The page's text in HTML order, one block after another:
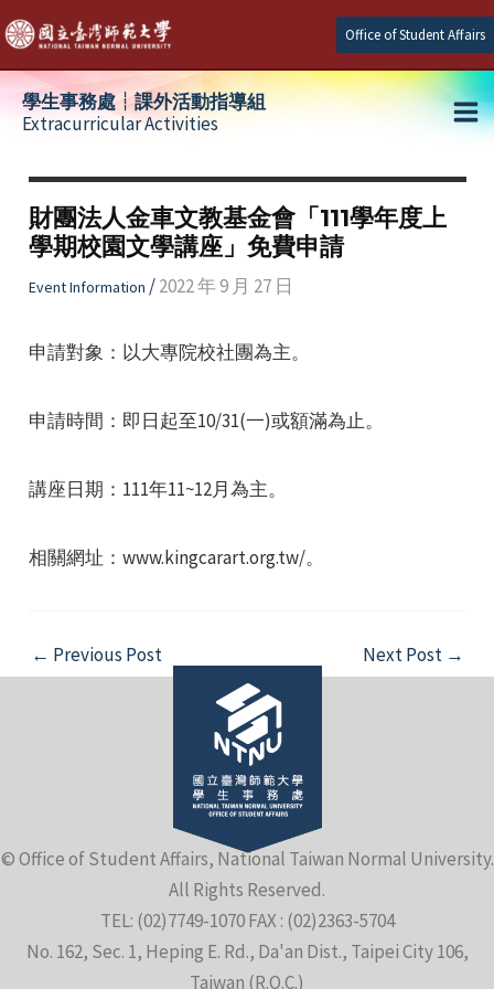
Skip
to
content
Office of Student Affairs
學生事務處┆課外活動指導組
Extracurricular Activities
財團法人金車文教基金會「111學年度上
學期校園文學講座」免費申請
Event Information /2022 年 9 月 27 日
申請對象：以大專院校社團為主。
申請時間：即日起至10/31(一)或額滿為止。
講座日期：111年11~12月為主。
相關網址：www.kingcarart.org.tw/。
Post
navigation
← Previous Post Next Post →
© Office of Student Affairs, National Taiwan Normal University.
All Rights Reserved.
TEL: (02)7749-1070 FAX : (02)2363-5704
No. 162, Sec. 1, Heping E. Rd., Da'an Dist., Taipei City 106,
Taiwan (R.O.C.)